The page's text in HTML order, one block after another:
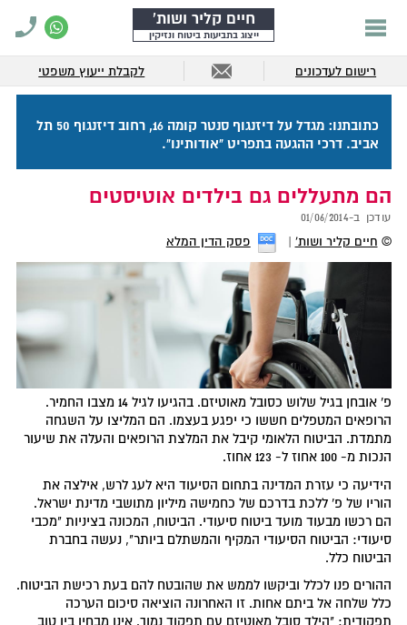
חיים קליר ושות'
ייצוג בתביעות ביטוח ונזיקין
רישום לעדכונים לקבלת ייעוץ משפטי
כתובתנו: מגדל על דיזנגוף סנטר קומה 16, רחוב דיזנגוף 50 תל
אביב. דרכי ההגעה בתפריט "אודותינו".
הם מתעללים גם בילדים אוטיסטים
עודכן ב-01/06/2014
© חיים קליר ושות' פסק הדין המלא
פ' אובחן בגיל שלוש כסובל מאוטיזם. בהגיעו לגיל 14 מצבו החמיר.
הרופאים המטפלים חששו כי יפגע בעצמו. הם המליצו על השגחה
מתמדת. הביטוח הלאומי קיבל את המלצת הרופאים והעלה את שיעור
הנכות מ- 100 אחוז ל- 123 אחוז.
הידיעה כי עזרת המדינה בתחום הסיעוד היא לעג לרש, אילצה את
הוריו של פ' ללכת בדרכם של כחמישה מיליון מתושבי מדינת ישראל.
הם רכשו מבעוד מועד ביטוח סיעודי. הביטוח, המכונה בציניות "מכבי
סיעודי: הביטוח הסיעודי המקיף והמשתלם ביותר", נעשה בחברת
הביטוח כלל.
ההורים פנו לכלל וביקשו לממש את שהובטח להם בעת רכישת הביטוח.
כלל שלחה אל ביתם אחות. זו האחרונה הוציאה סיכום הערכה
תפקודית: "הילד סובל מאוטיזם עם תפקוד נמוך. אינו מבחין בין טוב